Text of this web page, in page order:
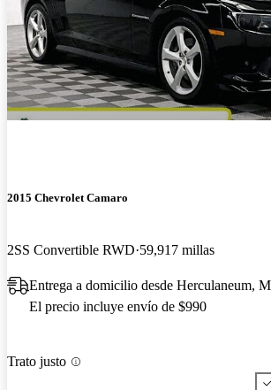
2015 Chevrolet Camaro
2SS Convertible RWD 59,917 millas
Entrega a domicilio desde Herculaneum,
El precio incluye envío de $990
Trato justo